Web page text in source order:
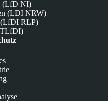
(LfD NI)
(LDI NRW)
(LfDI RLP)